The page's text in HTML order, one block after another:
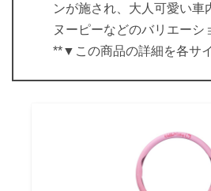
ンが施され、大人可愛い車
ヌーピーなどのバリエーシ
**▼この商品の詳細を各サ